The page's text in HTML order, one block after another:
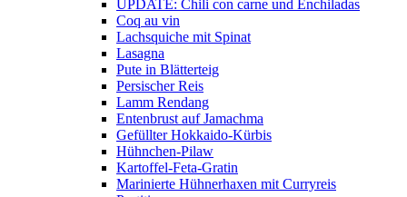
UPDATE: Chili con carne und Enchiladas
Coq au vin
Lachsquiche mit Spinat
Lasagna
Pute in Blätterteig
Persischer Reis
Lamm Rendang
Entenbrust auf Jamachma
Gefüllter Hokkaido-Kürbis
Hühnchen-Pilaw
Kartoffel-Feta-Gratin
Marinierte Hühnerhaxen mit Curryreis